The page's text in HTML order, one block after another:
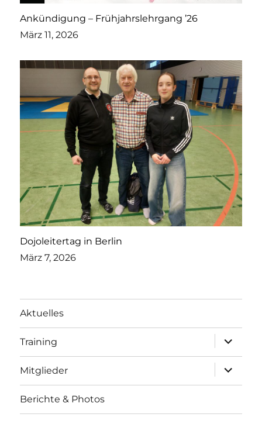
Ankündigung – Frühjahrslehrgang ’26
März 11, 2026
Dojoleitertag in Berlin
März 7, 2026
Aktuelles
Training
öffnen
Mitglieder
öffnen
Berichte & Photos